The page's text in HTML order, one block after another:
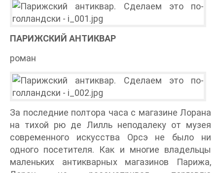
ПАРИЖСКИЙ АНТИКВАР
роман
За последние полтора часа с магазине Лорана
на тихой рю де Лилль неподалеку от музея
современного искусства Орсэ не было ни
одного посетителя. Как и многие владельцы
маленьких антикварных магазинов Парижа,